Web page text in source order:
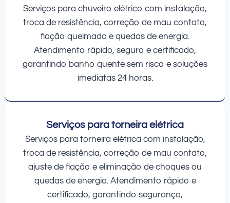
Serviços para chuveiro elétrico com instalação,
troca de resistência, correção de mau contato,
fiação queimada e quedas de energia.
Atendimento rápido, seguro e certificado,
garantindo banho quente sem risco e soluções
imediatas 24 horas.
Serviços para torneira elétrica
Serviços para torneira elétrica com instalação,
troca de resistência, correção de mau contato,
ajuste de fiação e eliminação de choques ou
quedas de energia. Atendimento rápido e
certificado, garantindo segurança,